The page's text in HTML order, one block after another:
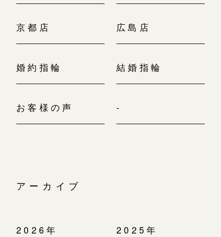
京都店 広島店
婚約指輪 結婚指輪
お客様の声 -
アーカイブ
2026年 2025年